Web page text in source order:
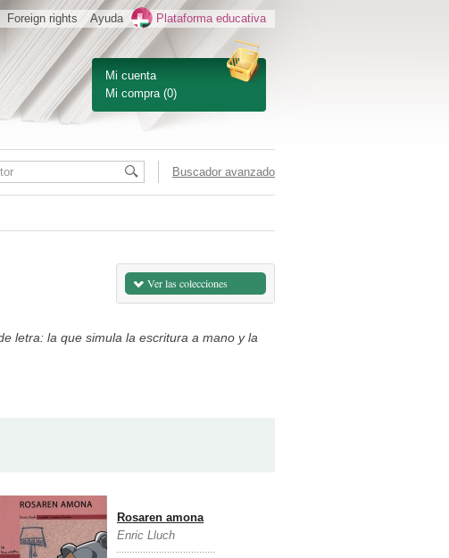
Mi cuenta
Mi compra (0)
Foreign rights Ayuda Plataforma educativa
Buscador avanzado
Ver las colecciones
letra: la que simula la escritura a mano y la
Rosaren amona
Enric Lluch